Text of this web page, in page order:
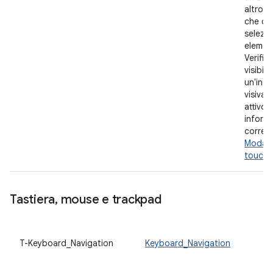
altro
che
visibile
visiva
attivo.
touch
Tastiera, mouse e trackpad
T-Keyboard_Navigation Keyboard_Navigation